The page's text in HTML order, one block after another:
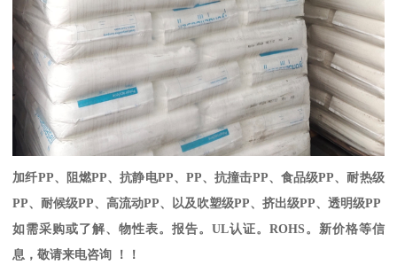
加纤PP、阻燃PP、抗静电PP、 PP、抗撞击PP、食品级PP、耐热级
PP、耐候级PP、高流动PP、以及吹塑级PP、挤出级PP、透明级PP
如需采购或了解、物性表。报告。 UL认证。 ROHS 。新价格等信
息，敬请来电咨询 ！！